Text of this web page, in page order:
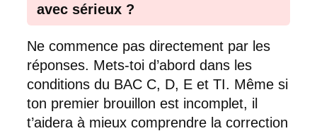
avec sérieux ?
Ne commence pas directement par les
réponses. Mets-toi d’abord dans les
conditions du BAC C, D, E et TI. Même si
ton premier brouillon est incomplet, il
t’aidera à mieux comprendre la correction